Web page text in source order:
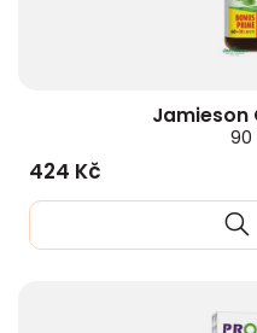
Jamieson
424 Kč